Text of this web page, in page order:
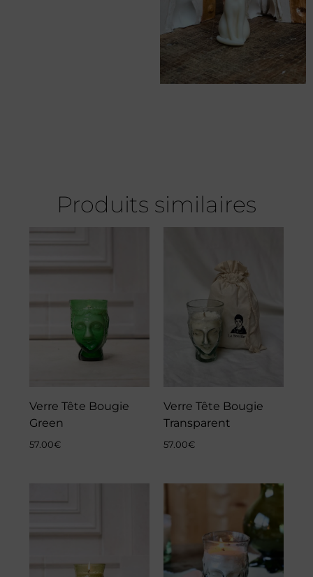
Produits similaires
Verre Tête Bougie
Green
57.00€
Verre Tête Bougie
Transparent
57.00€